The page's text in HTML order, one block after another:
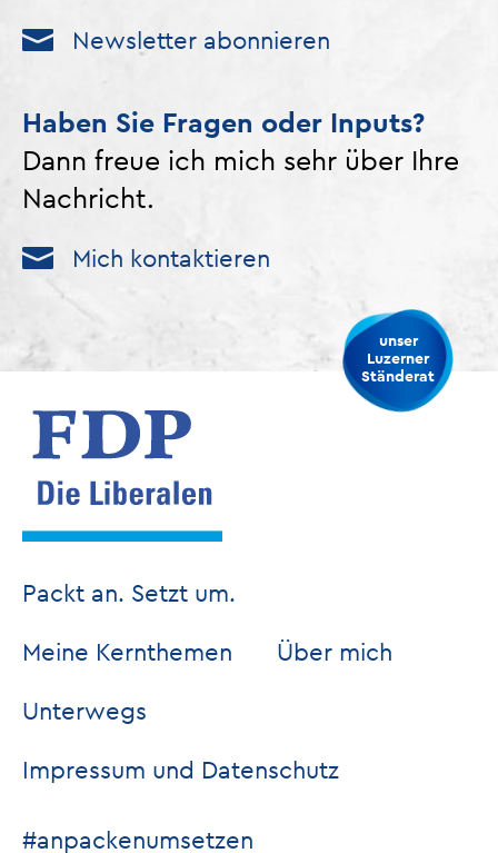
Newsletter abonnieren
Haben Sie Fragen oder Inputs?
Dann freue ich mich sehr über Ihre
Nachricht.
Mich kontaktieren
unser
Luzerner
Ständerat
Packt an. Setzt um.
Meine Kernthemen
Über mich
Unterwegs
Impressum und Datenschutz
#anpackenumsetzen